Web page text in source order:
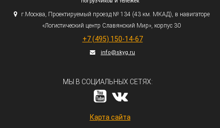
г.Москва, Проектируемый проезд № 134 (43км. МКАД), в навигаторе
«Логистический центр Славянский Мир», корпус 30
+7 (495) 150-14-67
info@skyg.ru
МЫ В СОЦИАЛЬНЫХ СЕТЯХ:
Карта сайта